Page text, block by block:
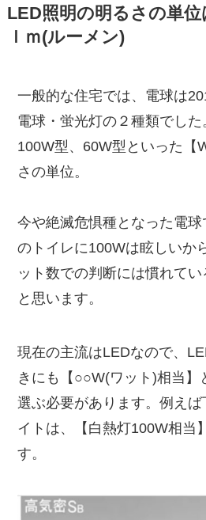
LED照明の明るさの単位
ｌｍ(ルーメン)
一般的な住宅では、電球は
電球・蛍光灯の２種類でした
100W型、60W型といった【
さの単位。
今や絶滅危惧種となった電球
のトイレに100Wは眩しいか
ット数での判断には慣れて
と思います。
現在の主流はLEDなので、
きにも【○○W(ワット)相当】
選ぶ必要があります。例え
イトは、【白熱灯100W相当
す。